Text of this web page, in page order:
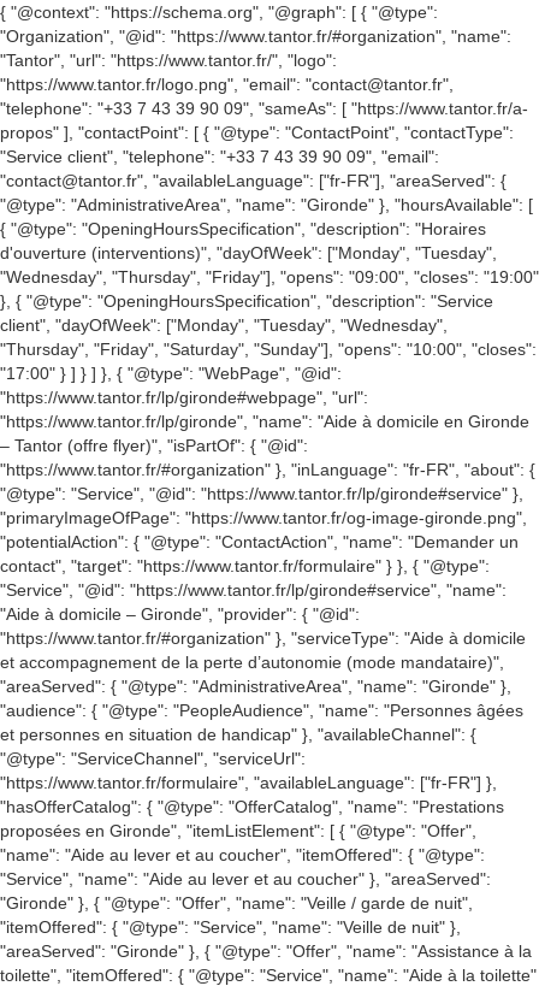
{ "@context": "https://schema.org", "@graph": [ { "@type":
"Organization", "@id": "https://www.tantor.fr/#organization", "name":
"Tantor", "url": "https://www.tantor.fr/", "logo":
"https://www.tantor.fr/logo.png", "email": "contact@tantor.fr",
"telephone": "+33 7 43 39 90 09", "sameAs": [ "https://www.tantor.fr/a-
propos" ], "contactPoint": [ { "@type": "ContactPoint", "contactType":
"Service client", "telephone": "+33 7 43 39 90 09", "email":
"contact@tantor.fr", "availableLanguage": ["fr-FR"], "areaServed": {
"@type": "AdministrativeArea", "name": "Gironde" }, "hoursAvailable": [
{ "@type": "OpeningHoursSpecification", "description": "Horaires
d'ouverture (interventions)", "dayOfWeek": ["Monday", "Tuesday",
"Wednesday", "Thursday", "Friday"], "opens": "09:00", "closes": "19:00"
}, { "@type": "OpeningHoursSpecification", "description": "Service
client", "dayOfWeek": ["Monday", "Tuesday", "Wednesday",
"Thursday", "Friday", "Saturday", "Sunday"], "opens": "10:00", "closes":
"17:00" } ] } ] }, { "@type": "WebPage", "@id":
"https://www.tantor.fr/lp/gironde#webpage", "url":
"https://www.tantor.fr/lp/gironde", "name": "Aide à domicile en Gironde
– Tantor (offre flyer)", "isPartOf": { "@id":
"https://www.tantor.fr/#organization" }, "inLanguage": "fr-FR", "about": {
"@type": "Service", "@id": "https://www.tantor.fr/lp/gironde#service" },
"primaryImageOfPage": "https://www.tantor.fr/og-image-gironde.png",
"potentialAction": { "@type": "ContactAction", "name": "Demander un
contact", "target": "https://www.tantor.fr/formulaire" } }, { "@type":
"Service", "@id": "https://www.tantor.fr/lp/gironde#service", "name":
"Aide à domicile – Gironde", "provider": { "@id":
"https://www.tantor.fr/#organization" }, "serviceType": "Aide à domicile
et accompagnement de la perte d’autonomie (mode mandataire)",
"areaServed": { "@type": "AdministrativeArea", "name": "Gironde" },
"audience": { "@type": "PeopleAudience", "name": "Personnes âgées
et personnes en situation de handicap" }, "availableChannel": {
"@type": "ServiceChannel", "serviceUrl":
"https://www.tantor.fr/formulaire", "availableLanguage": ["fr-FR"] },
"hasOfferCatalog": { "@type": "OfferCatalog", "name": "Prestations
proposées en Gironde", "itemListElement": [ { "@type": "Offer",
"name": "Aide au lever et au coucher", "itemOffered": { "@type":
"Service", "name": "Aide au lever et au coucher" }, "areaServed":
"Gironde" }, { "@type": "Offer", "name": "Veille / garde de nuit",
"itemOffered": { "@type": "Service", "name": "Veille de nuit" },
"areaServed": "Gironde" }, { "@type": "Offer", "name": "Assistance à la
toilette", "itemOffered": { "@type": "Service", "name": "Aide à la toilette"